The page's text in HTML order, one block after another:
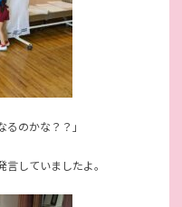
のかな？？」
していましたよ。